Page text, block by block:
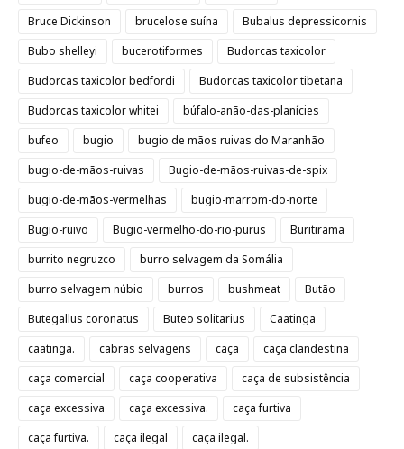
Bruce Dickinson
brucelose suína
Bubalus depressicornis
Bubo shelleyi
bucerotiformes
Budorcas taxicolor
Budorcas taxicolor bedfordi
Budorcas taxicolor tibetana
Budorcas taxicolor whitei
búfalo-anão-das-planícies
bufeo
bugio
bugio de mãos ruivas do Maranhão
bugio-de-mãos-ruivas
Bugio-de-mãos-ruivas-de-spix
bugio-de-mãos-vermelhas
bugio-marrom-do-norte
Bugio-ruivo
Bugio-vermelho-do-rio-purus
Buritirama
burrito negruzco
burro selvagem da Somália
burro selvagem núbio
burros bushmeat
Butão
Butegallus coronatus
Buteo solitarius
Caatinga
caatinga.
cabras selvagens caça
caça clandestina
caça comercial
caça cooperativa
caça de subsistência
caça excessiva
caça excessiva.
caça furtiva
caça furtiva.
caça ilegal
caça ilegal.